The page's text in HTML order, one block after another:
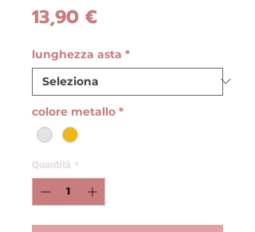
13,90 €Prezzo
lunghezza asta *
colore metallo *
Quantità *